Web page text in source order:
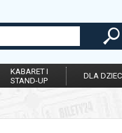
KABARET I
STAND-UP
DLA